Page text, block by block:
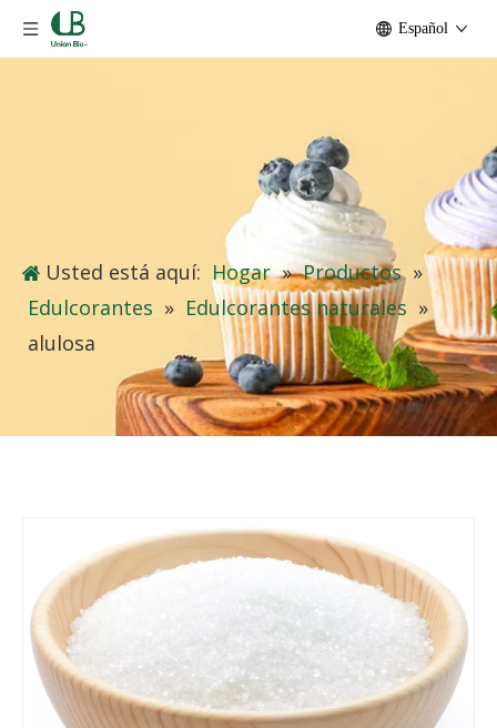
Español
Usted está aquí: Hogar » Productos »
Edulcorantes » Edulcorantes naturales »
alulosa